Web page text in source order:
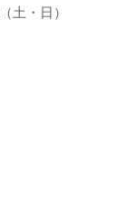
土・日）